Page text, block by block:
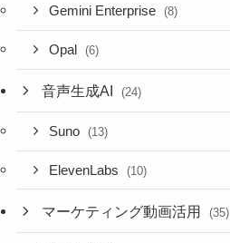
Gemini Enterprise (8)
Opal (6)
音声生成AI (24)
Suno (13)
ElevenLabs (10)
マーケティング動画活用 (35)